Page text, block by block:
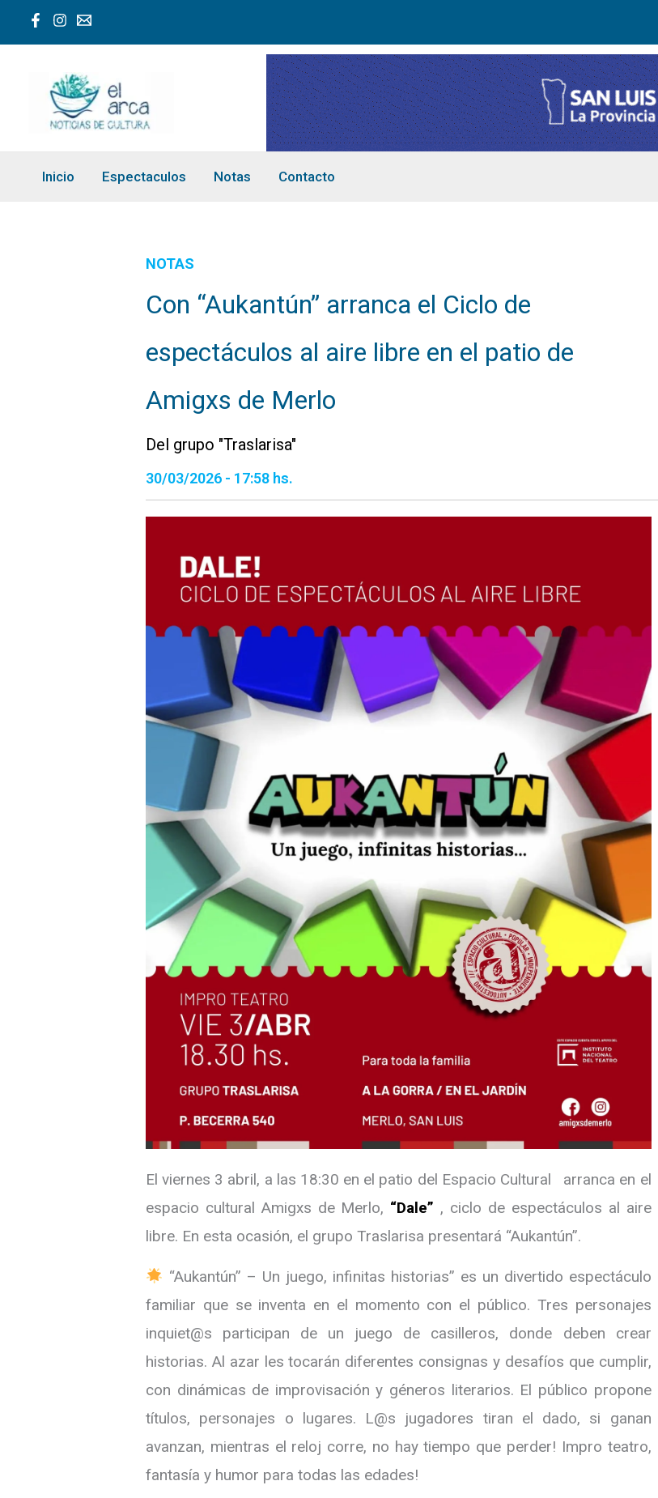
Inicio Espectaculos Notas Contacto
NOTAS
Con “Aukantún” arranca el Ciclo de
espectáculos al aire libre en el patio de
Amigxs de Merlo
Del grupo "Traslarisa"
30/03/2026 - 17:58 hs.
El viernes 3 abril, a las 18:30 en el patio del Espacio Cultural
arranca en el
espacio cultural Amigxs de Merlo, “Dale” , ciclo de espectáculos al aire
libre. En esta ocasión, el grupo Traslarisa presentará “Aukantún”.
“Aukantún” – Un juego, infinitas historias” es un divertido espectáculo
familiar que se inventa en el momento con el público. Tres personajes
inquiet@s participan de un juego de casilleros, donde deben crear
historias. Al azar les tocarán diferentes consignas y desafíos que cumplir,
con dinámicas de improvisación y géneros literarios. El público propone
títulos, personajes o lugares. L@s jugadores tiran el dado, si ganan
avanzan, mientras el reloj corre, no hay tiempo que perder! Impro teatro,
fantasía y humor para todas las edades!